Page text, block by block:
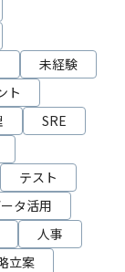
未経験
ト
SRE
テスト
タ活用
人事
立案